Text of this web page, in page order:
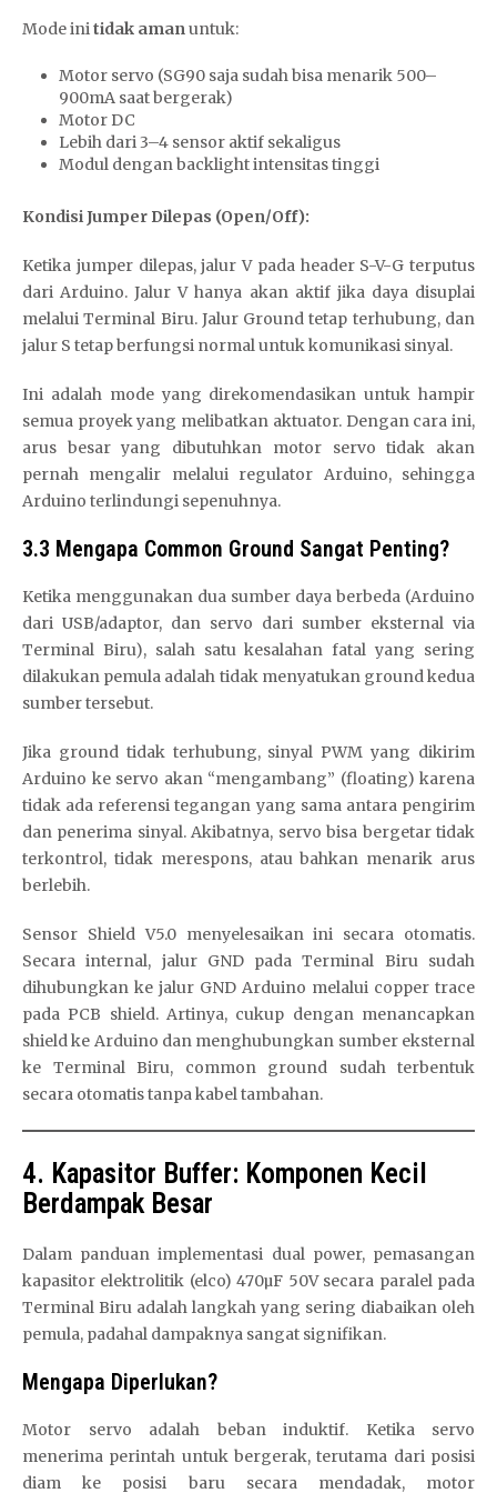
Mode initidak amanuntuk:
Motor servo (SG90 saja sudah bisa menarik 500–
900mA saat bergerak)
Motor DC
Lebih dari 3–4 sensor aktif sekaligus
Modul dengan backlight intensitas tinggi
Kondisi Jumper Dilepas (Open/Off):
Ketika jumper dilepas, jalur V pada header S-V-G terputus
dari Arduino. Jalur V hanya akan aktif jika daya disuplai
melalui Terminal Biru. Jalur Ground tetap terhubung, dan
jalur S tetap berfungsi normal untuk komunikasi sinyal.
Ini adalah mode yang direkomendasikan untuk hampir
semua proyek yang melibatkan aktuator. Dengan cara ini,
arus besar yang dibutuhkan motor servo tidak akan
pernah mengalir melalui regulator Arduino, sehingga
Arduino terlindungi sepenuhnya.
3.3 Mengapa Common Ground Sangat Penting?
Ketika menggunakan dua sumber daya berbeda (Arduino
dari USB/adaptor, dan servo dari sumber eksternal via
Terminal Biru), salah satu kesalahan fatal yang sering
dilakukan pemula adalah tidak menyatukan ground kedua
sumber tersebut.
Jika ground tidak terhubung, sinyal PWM yang dikirim
Arduino ke servo akan “mengambang” (floating) karena
tidak ada referensi tegangan yang sama antara pengirim
dan penerima sinyal. Akibatnya, servo bisa bergetar tidak
terkontrol, tidak merespons, atau bahkan menarik arus
berlebih.
Sensor Shield V5.0 menyelesaikan ini secara otomatis.
Secara internal, jalur GND pada Terminal Biru sudah
dihubungkan ke jalur GND Arduino melalui copper trace
pada PCB shield. Artinya, cukup dengan menancapkan
shield ke Arduino dan menghubungkan sumber eksternal
ke Terminal Biru, common ground sudah terbentuk
secara otomatis tanpa kabel tambahan.
4. Kapasitor Buffer: Komponen Kecil
Berdampak Besar
Dalam panduan implementasi dual power, pemasangan
kapasitor elektrolitik (elco) 470µF 50V secara paralel pada
Terminal Biru adalah langkah yang sering diabaikan oleh
pemula, padahal dampaknya sangat signifikan.
Mengapa Diperlukan?
Motor servo adalah beban induktif. Ketika servo
menerima perintah untuk bergerak, terutama dari posisi
diam ke posisi baru secara mendadak, motor